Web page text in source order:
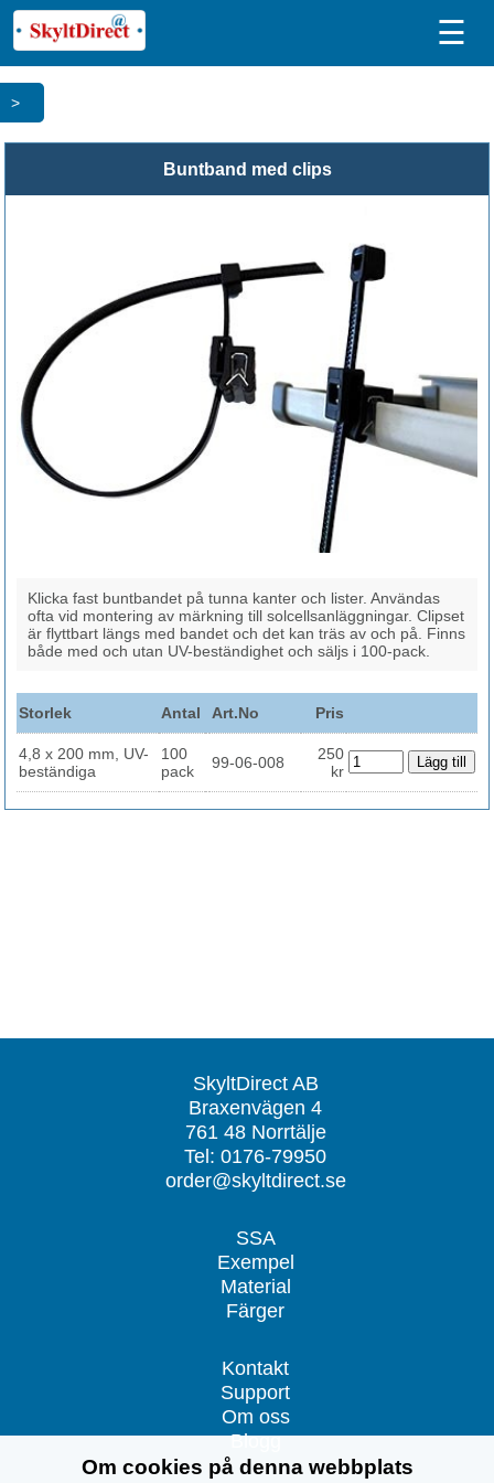
☰
>
Buntband med clips
Klicka fast buntbandet på tunna kanter och lister. Användas
ofta vid montering av märkning till solcellsanläggningar. Clipset
är flyttbart längs med bandet och det kan träs av och på. Finns
både med och utan UV-beständighet och säljs i 100-pack.
Storlek Antal Art.No Pris
4,8 x 200 mm, UV-
beständiga
100
pack
99-06-008
250
kr
SkyltDirect AB
Braxenvägen 4
761 48 Norrtälje
Tel: 0176-79950
order@skyltdirect.se
SSA
Exempel
Material
Färger
Kontakt
Support
Om oss
Blogg
Om cookies på denna webbplats